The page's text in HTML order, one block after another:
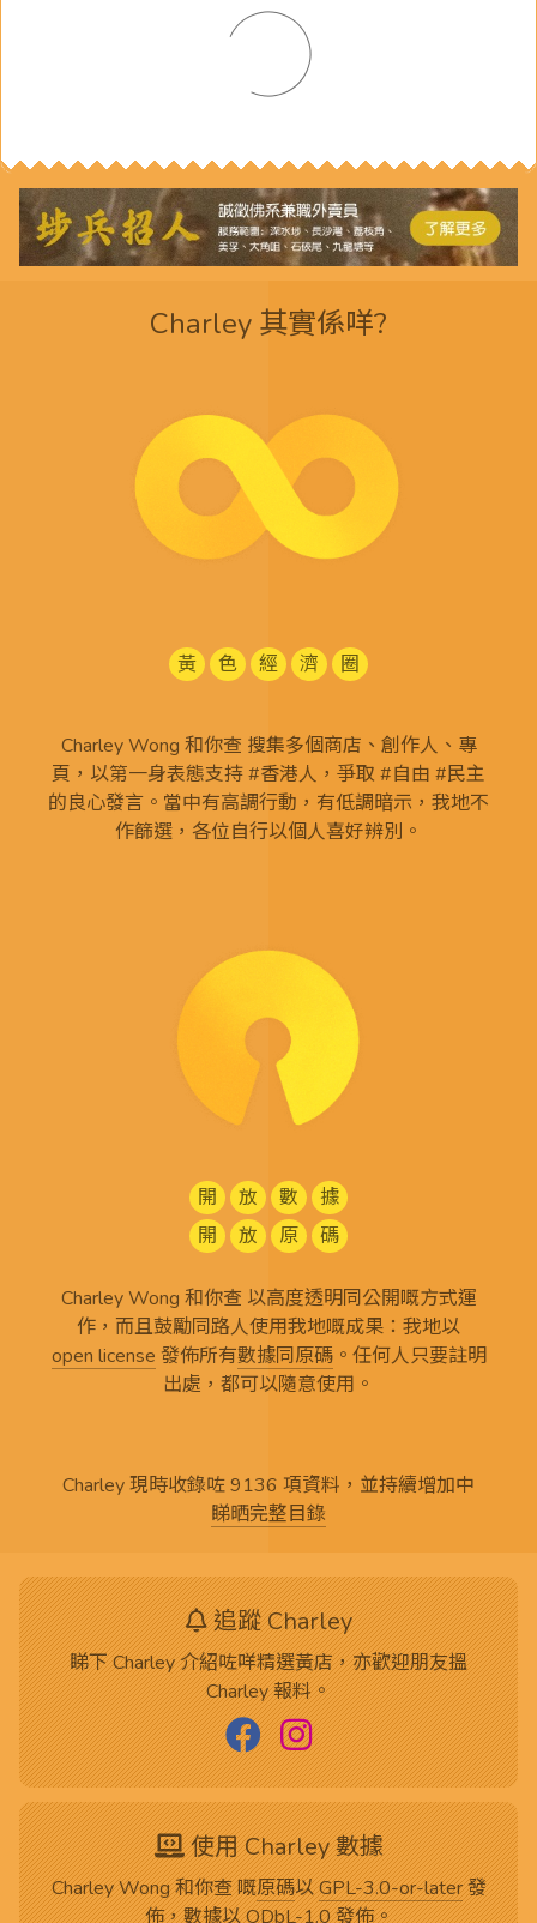
Charley 其實係咩?
黃 色 經 濟 圈
Charley Wong 和你查 搜集多個商店、創作人、專
頁，以第一身表態支持 #香港人，爭取 #自由 #民主
的良心發言。當中有高調行動，有低調暗示，我地不
作篩選，各位自行以個人喜好辨別。
開 放 數
據
開
放 原 碼
Charley Wong 和你查 以高度透明同公開嘅方式運
作，而且鼓勵同路人使用我地嘅成果：我地以
open license 發佈所有數據同原碼。任何人只要註明
出處，都可以隨意使用。
Charley 現時收錄咗 9136 項資料，並持續增加中
睇晒完整目錄
追蹤 Charley
睇下 Charley 介紹咗咩精選黃店，亦歡迎朋友搵
Charley 報料。
使用 Charley 數據
Charley Wong 和你查 嘅原碼以GPL-3.0-or-later發
佈，數據以ODbL-1.0發佈。